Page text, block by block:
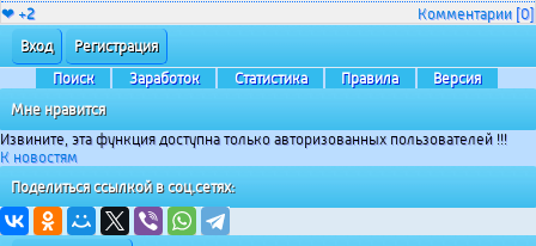
Комментарии [0]
❤ +2
Вход
Регистрация
Поиск
Заработок Статистика Правила
Версия
Мне нравится
Извините, эта функция доступна только авторизованных пользователей !!!
К новостям
Поделиться ссылкой в соц.сетях: